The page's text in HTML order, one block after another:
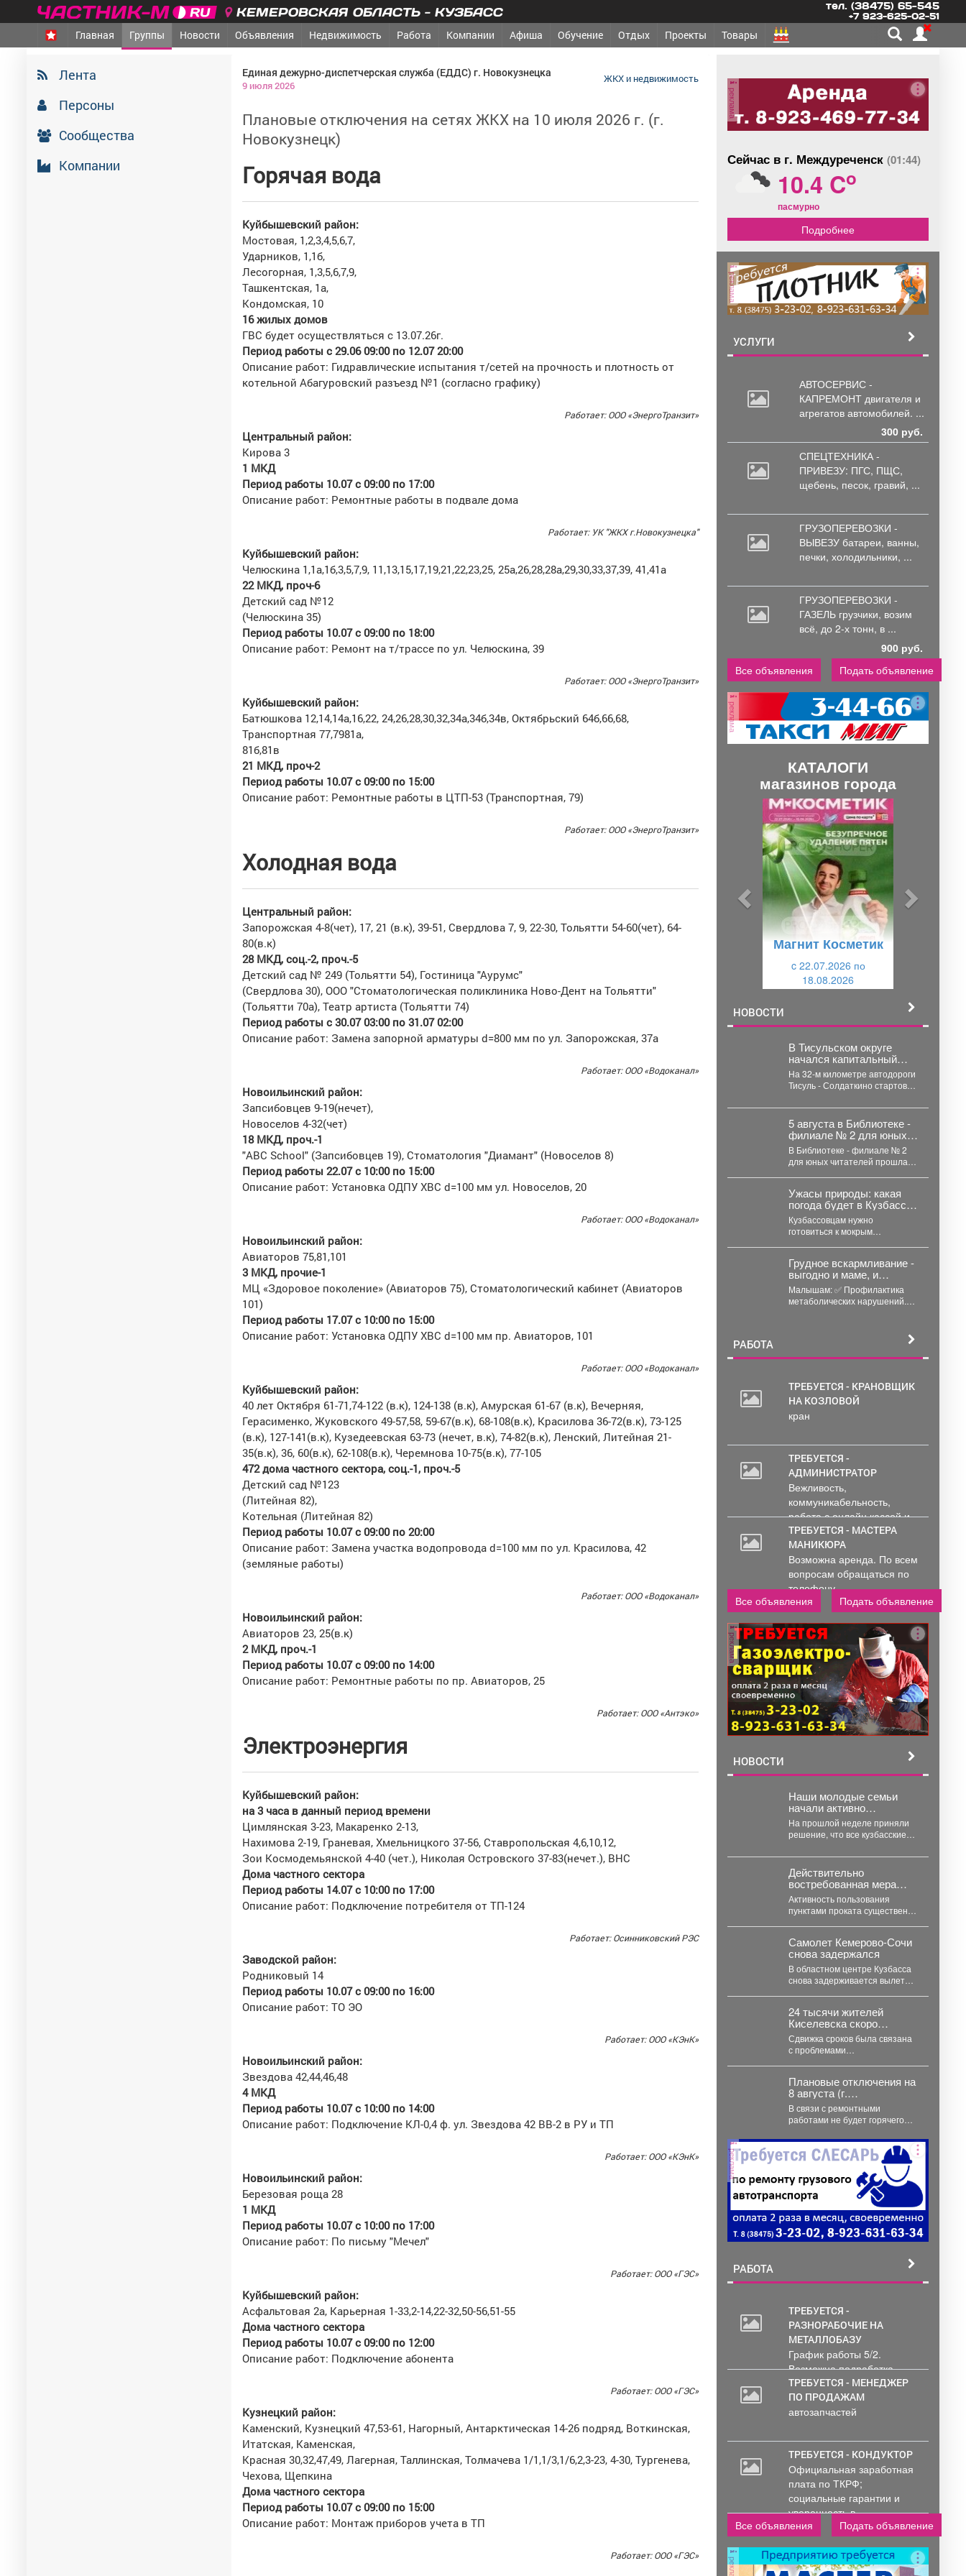
КЕМЕРОВСКАЯ ОБЛАСТЬ - КУЗБАСС тел. (38475) 65-545
+7 923-625-02-51
Главная Группы Новости Объявления Недвижимость Работа Компании Афиша Обучение Отдых Проекты Товары
Лента
Персоны
Сообщества
Компании
Единая дежурно-диспетчерская служба (ЕДДС) г. Новокузнецка
9 июля 2026
ЖКХ и недвижимость
Плановые отключения на сетях ЖКХ на 10 июля 2026 г. (г.
Новокузнецк)
Горячая вода
Куйбышевский район:
Мостовая, 1,2,3,4,5,6,7,
Ударников, 1,1б,
Лесогорная, 1,3,5,6,7,9,
Ташкентская, 1а,
Кондомская, 10
16жилых домов
ГВС будет осуществляться с 13.07.26г.
Период работы с 29.06 09:00 по 12.07 20:00
Описание работ: Гидравлические испытания т/сетей на прочность и плотность от
котельной Абагуровский разъезд №1 (согласно графику)
Работает: ООО «ЭнергоТранзит»
Центральный район:
Кирова 3
1 МКД
Период работы 10.07 с 09:00 по 17:00
Описание работ: Ремонтные работы в подвале дома
Работает: УК "ЖКХ г.Новокузнецка"
Куйбышевский район:
Челюскина 1,1а,1б,3,5,7,9, 11,13,15,17,19,21,22,23,25, 25а,26,28,28а,29,30,33,37,39, 41,41а
22 МКД, проч-6
Детский сад №12
(Челюскина 35)
Период работы 10.07 с 09:00 по 18:00
Описание работ: Ремонт на т/трассе по ул. Челюскина, 39
Работает: ООО «ЭнергоТранзит»
Куйбышевский район:
Батюшкова 12,14,14а,16,22, 24,26,28,30,32,34а,34б,34в, Октябрьский 64б,66,68,
Транспортная 77,7981а,
81б,81в
21 МКД, проч-2
Период работы 10.07 с 09:00 по 15:00
Описание работ: Ремонтные работы в ЦТП-53 (Транспортная, 79)
Работает: ООО «ЭнергоТранзит»
Холодная вода
Центральный район:
Запорожская 4-8(чет), 17, 21 (в.к), 39-51, Свердлова 7, 9, 22-30, Тольятти 54-60(чет), 64-
80(в.к)
28 МКД, соц.-2, проч.-5
Детский сад № 249 (Тольятти 54), Гостиница "Аурумс"
(Свердлова 30), ООО "Стоматологическая поликлиника Ново-Дент на Тольятти"
(Тольятти 70а), Театр артиста (Тольятти 74)
Период работы с 30.07 03:00 по 31.07 02:00
Описание работ: Замена запорной арматуры d=800 мм по ул. Запорожская, 37а
Работает: ООО «Водоканал»
Новоильинский район:
Запсибовцев 9-19(нечет),
Новоселов 4-32(чет)
18 МКД, проч.-1
"ABC School" (Запсибовцев 19), Стоматология "Диамант" (Новоселов 8)
Период работы 22.07 с 10:00 по 15:00
Описание работ: Установка ОДПУ ХВС d=100 мм ул. Новоселов, 20
Работает: ООО «Водоканал»
Новоильинский район:
Авиаторов 75,81,101
3 МКД, прочие-1
МЦ «Здоровое поколение» (Авиаторов 75), Стоматологический кабинет (Авиаторов
101)
Период работы 17.07 с 10:00 по 15:00
Описание работ: Установка ОДПУ ХВС d=100 мм пр. Авиаторов, 101
Работает: ООО «Водоканал»
Куйбышевский район:
40 лет Октября 61-71,74-122 (в.к), 124-138 (в.к), Амурская 61-67 (в.к), Вечерняя,
Герасименко, Жуковского 49-57,58, 59-67(в.к), 68-108(в.к), Красилова 36-72(в.к), 73-125
(в.к), 127-141(в.к), Кузедеевская 63-73 (нечет, в.к), 74-82(в.к), Ленский, Литейная 21-
35(в.к), 36, 60(в.к), 62-108(в.к), Черемнова 10-75(в.к), 77-105
472 дома частного сектора, соц.-1, проч.-5
Детский сад №123
(Литейная 82),
Котельная (Литейная 82)
Период работы 10.07 с 09:00 по 20:00
Описание работ: Замена участка водопровода d=100 мм по ул. Красилова, 42
(земляные работы)
Работает: ООО «Водоканал»
Новоильинский район:
Авиаторов 23, 25(в.к)
2 МКД, проч.-1
Период работы 10.07 с 09:00 по 14:00
Описание работ: Ремонтные работы по пр. Авиаторов, 25
Работает: ООО «Антэко»
Электроэнергия
Куйбышевский район:
на 3 часа в данный период времени
Цимлянская 3-23, Макаренко 2-13,
Нахимова 2-19, Граневая, Хмельницкого 37-56, Ставропольская 4,6,10,12,
Зои Космодемьянской 4-40 (чет.), Николая Островского 37-83(нечет.), ВНС
Дома частного сектора
Период работы 14.07 с 10:00 по 17:00
Описание работ: Подключение потребителя от ТП-124
Работает: Осинниковский РЭС
Заводской район:
Родниковый 14
Период работы 10.07 с 09:00 по 16:00
Описание работ: ТО ЭО
Работает: ООО «КЭнК»
Новоильинский район:
Звездова 42,44,46,48
4 МКД
Период работы 10.07 с 10:00 по 14:00
Описание работ: Подключение КЛ-0,4 ф. ул. Звездова 42 ВВ-2 в РУ и ТП
Работает: ООО «КЭнК»
Новоильинский район:
Березовая роща 28
1 МКД
Период работы 10.07 с 10:00 по 17:00
Описание работ: По письму "Мечел"
Работает: ООО «ГЭС»
Куйбышевский район:
Асфальтовая 2а, Карьерная 1-33,2-14,22-32,50-56,51-55
Дома частного сектора
Период работы 10.07 с 09:00 по 12:00
Описание работ: Подключение абонента
Работает: ООО «ГЭС»
Кузнецкий район:
Каменский, Кузнецкий 47,53-61, Нагорный, Антарктическая 14-26 подряд, Воткинская,
Итатская, Каменская,
Красная 30,32,47,49, Лагерная, Таллинская, Толмачева 1/1,1/3,1/6,2,3-23, 4-30, Тургенева,
Чехова, Щепкина
Дома частного сектора
Период работы 10.07 с 09:00 по 15:00
Описание работ: Монтаж приборов учета в ТП
Работает: ООО «ГЭС»
реклама
Сейчас в г. Междуреченск (01:44)
10.4 Co
пасмурно
Подробнее
реклама
УСЛУГИ
АВТОСЕРВИС -
КАПРЕМОНТ двигателя и
агрегатов автомобилей. ...
300 руб.
СПЕЦТЕХНИКА -
ПРИВЕЗУ: ПГС, ПЩС,
щебень, песок, гравий, ...
ГРУЗОПЕРЕВОЗКИ -
ВЫВЕЗУ батареи, ванны,
печки, холодильники, ...
ГРУЗОПЕРЕВОЗКИ -
ГАЗЕЛЬ грузчики, возим
всё, до 2-х тонн, в ...
900 руб.
Все объявления
Подать объявление
реклама
КАТАЛОГИ
магазинов города
Магнит Косметик
c 22.07.2026 по
18.08.2026
НОВОСТИ
В Тисульском округе
начался капитальный
ремонт моста через реку
Дудет
На 32‑м километре автодороги
Тисуль - Солдаткино стартовал
через реку Дудет.
Интенсивность...
5 августа в Библиотеке -
филиале № 2 для юных
читателей прошла
познавательно-
развлекательная
программа к
Международному дню
светофора
В Библиотеке - филиале № 2
для юных читателей прошла
Международному дню...
Ужасы природы: какая
погода будет в Кузбассе
на выходных
Кузбассовцам нужно
готовиться к мокрым
Грудное вскармливание -
выгодно и маме, и
ребёнку
Малышам: ✅ Профилактика
метаболических нарушений.
РАБОТА
ТРЕБУЕТСЯ - КРАНОВЩИК
НА КОЗЛОВОЙ
кран
ТРЕБУЕТСЯ -
АДМИНИСТРАТОР
Вежливость,
коммуникабельность,
работа с онлайн кассой и
ПК (программы...
ТРЕБУЕТСЯ - МАСТЕРА
МАНИКЮРА
Возможна аренда. По всем
вопросам обращаться по
телефону..
Все объявления
Подать объявление
реклама
НОВОСТИ
Наши молодые семьи
начали активно
пользоваться пунктами
проката вещей для
новорожденных.
На прошлой неделе приняли
решение, что все кузбасские
включительно могут стать...
Действительно
востребованная мера
поддержки.
Активность пользования
пунктами проката существенно
губернатор поручил включить...
Самолет Кемерово-Сочи
снова задержался
В областном центре Кузбасса
снова задерживается вылет
24 тысячи жителей
Киселевска скоро
получат новую
современную
поликлинику.
Сдвижка сроков была связана
с проблемами
для...
Плановые отключения на
8 августа (г.
Междуреченск)
В связи с ремонтными
работами не будет горячего
реклама
РАБОТА
ТРЕБУЕТСЯ -
РАЗНОРАБОЧИЕ НА
МЕТАЛЛОБАЗУ
График работы 5/2.
Возможна подработка..
ТРЕБУЕТСЯ - МЕНЕДЖЕР
ПО ПРОДАЖАМ
автозапчастей
ТРЕБУЕТСЯ - КОНДУКТОР
Официальная заработная
плата по ТКРФ;
социальные гарантии и
уверенность в...
Все объявления Подать объявление